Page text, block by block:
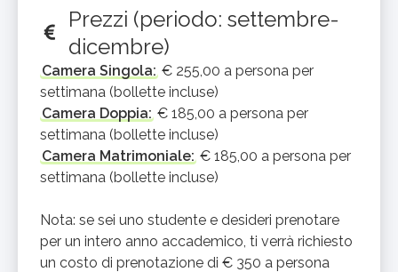
Prezzi (periodo: settembre-
dicembre)
Camera Singola: € 255,00 a persona per
settimana (bollette incluse)
Camera Doppia: € 185,00 a persona per
settimana (bollette incluse)
Camera Matrimoniale: € 185,00 a persona per
settimana (bollette incluse)
Nota: se sei uno studente e desideri prenotare
per un intero anno accademico, ti verrà richiesto
un costo di prenotazione di € 350 a persona